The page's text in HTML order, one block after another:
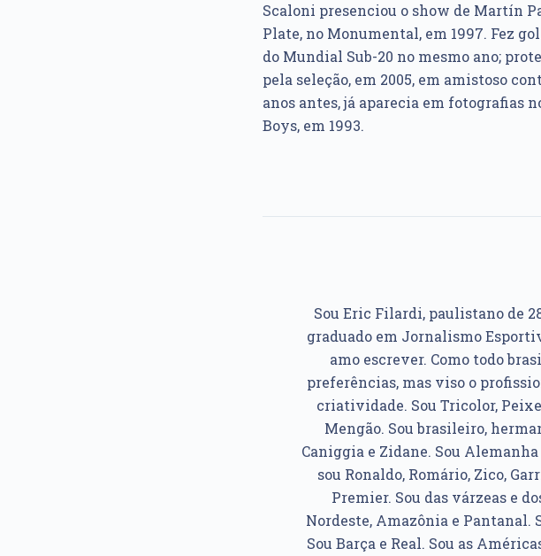
Scaloni presenciou o show de Martín
Plate, no Monumental, em 1997. Fez
do Mundial Sub-20 no mesmo ano;
pela seleção, em 2005, em amistoso
anos antes, já aparecia em fotografias
Boys, em 1993.
Sou Eric Filardi, paulistano de
graduado em Jornalismo
amo escrever. Como todo
preferências, mas viso o
criatividade. Sou Tricolor,
Mengão. Sou brasileiro,
Caniggia e Zidane. Sou Alemanha
sou Ronaldo, Romário, Zico,
Premier. Sou das várzeas e
Nordeste, Amazônia e Pantanal.
Sou Barça e Real. Sou as